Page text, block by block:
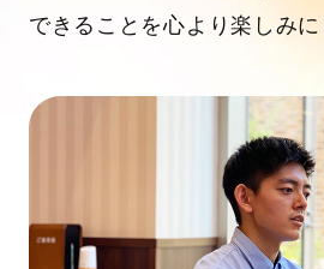
できることを心より楽しみに